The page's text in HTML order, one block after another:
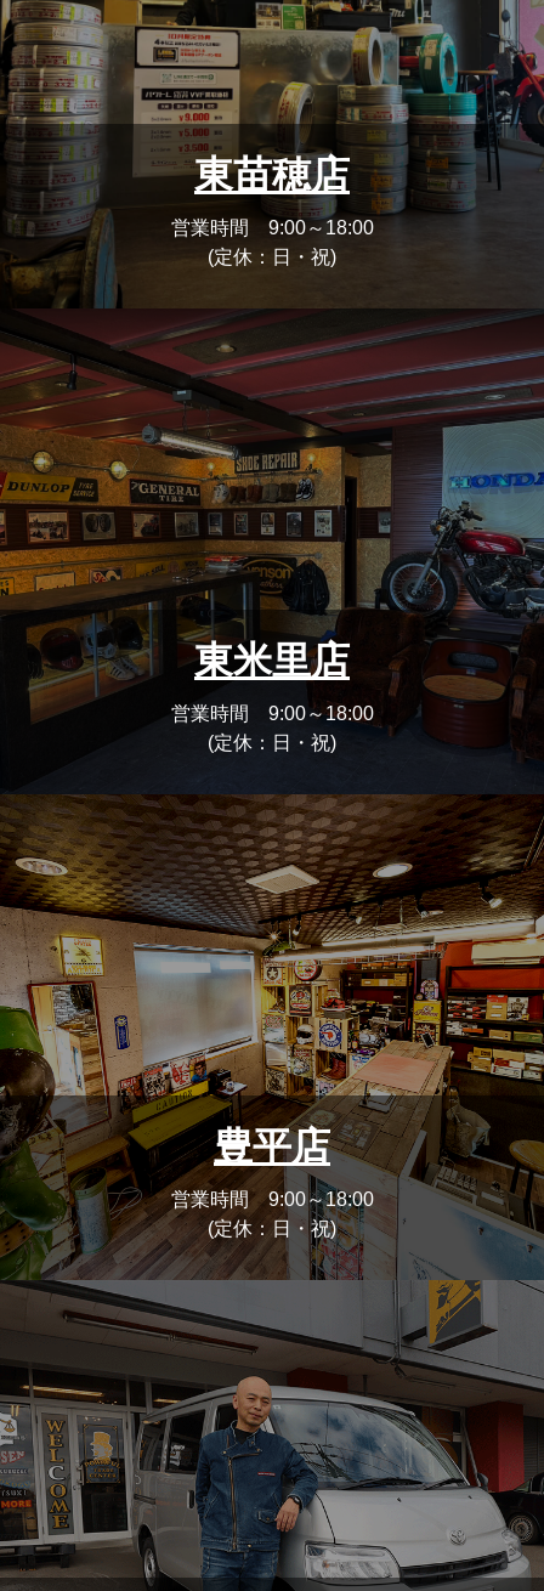
東苗穂店
営業時間 9:00～18:00
(定休：日・祝)
東米里店
営業時間 9:00～18:00
(定休：日・祝)
豊平店
営業時間 9:00～18:00
(定休：日・祝)